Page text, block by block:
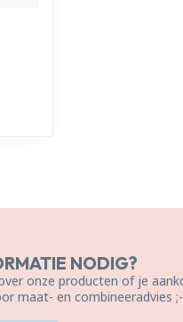
NODIG?
onze producten of je
maat- en combineeradvies